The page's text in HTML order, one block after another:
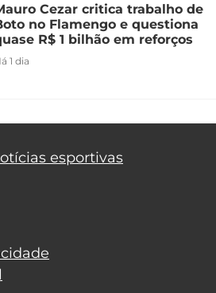
Cezar critica trabalho de
no Flamengo e questiona
R$ 1 bilhão em reforços
1 dia